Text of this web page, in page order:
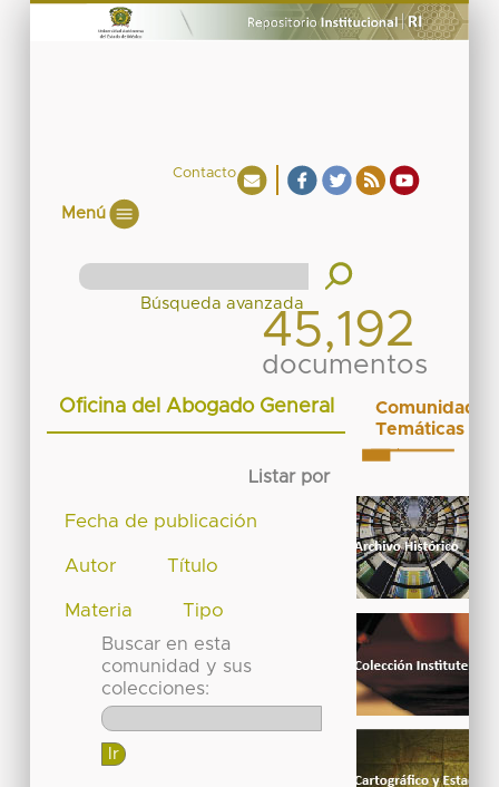
Contacto
Menú
45,192
documentos
Oficina del Abogado General
Listar por
Fecha de publicación
Autor Título
Materia
Tipo
Buscar en esta
comunidad y sus
colecciones:
Comunidades
Temáticas